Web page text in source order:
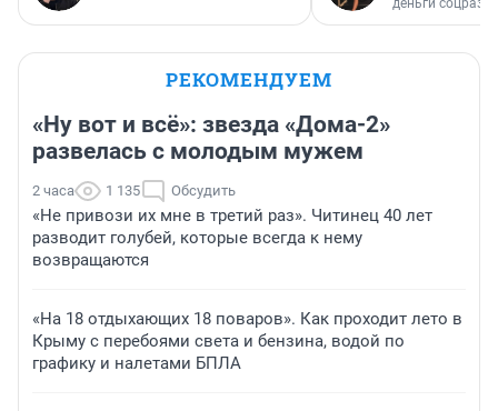
деньги
РЕКОМЕНДУЕМ
«Ну вот и всё»: звезда «Дома-2»
развелась с молодым мужем
2 часа 1 135 Обсудить
«Не привози их мне в третий раз». Читинец 40 лет
разводит голубей, которые всегда к нему
возвращаются
«На 18 отдыхающих 18 поваров». Как проходит лето в
Крыму с перебоями света и бензина, водой по
графику и налетами БПЛА